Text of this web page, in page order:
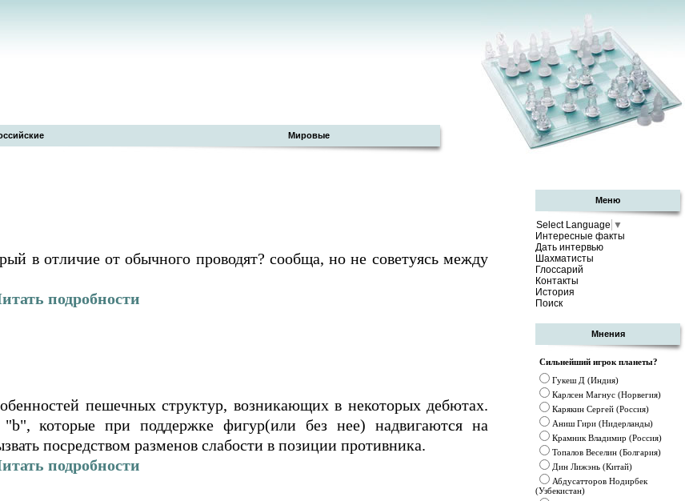
Мировые
в отличие от обычного проводят? сообща, но не советуясь между
подробности
пешечных структур, возникающих в некоторых дебютах.
которые при поддержке фигур(или без нее) надвигаются на
посредством разменов слабости в позиции противника.
подробности
Меню
Select Language ▼
Интересные факты
Дать интервью
Шахматисты
Глоссарий
Контакты
История
Поиск
Мнения
Сильнейший игрок планеты?
Гукеш Д (Индия)
Карлсен Магнус (Норвегия)
Карякин Сергей (Россия)
Аниш Гири (Нидерланды)
Крамник Владимир (Россия)
Топалов Веселин (Болгария)
Дин Лижэнь (Китай)
Абдусатторов Нодирбек
(Узбекистан)